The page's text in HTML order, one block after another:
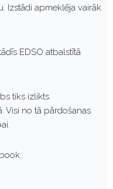
Izstādi apmeklēja vairāk
EDSO atbalstītā
tiks izlikts
Visi no tā pārdošanas